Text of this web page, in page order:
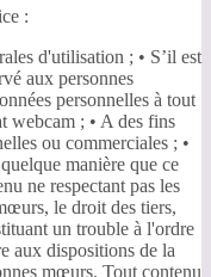
:
d'utilisation ; • S’il est
aux personnes
personnelles à tout
webcam ; • A des fins
ou commerciales ; •
manière que ce
ne respectant pas les
le droit des tiers,
un trouble à l'ordre
aux dispositions de la
mœurs. Tout contenu